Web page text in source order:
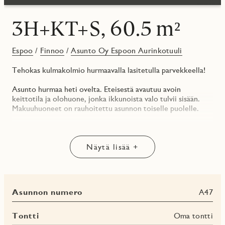
3H+KT+S, 60.5 m²
Espoo / Finnoo /Asunto Oy Espoon Aurinkotuuli
Tehokas kulmakolmio hurmaavalla lasitetulla parvekkeella!
Asunto hurmaa heti ovelta. Eteisestä avautuu avoin
keittotila ja olohuone, jonka ikkunoista valo tulvii sisään.
Makuuhuoneet on rauhoitettu asunnon toiselle puolelle.
kodinkoneet Electroluxin. Asunnon kaikissa huoneissa on
Kylpyhuoneen ja erillis-wc:n kalusteet ovat Svedbergsin.
Kylpyhuoneen jatkona on oma sauna.
Näytä lisää +
Asunnon numero A47
Tontti Oma tontti